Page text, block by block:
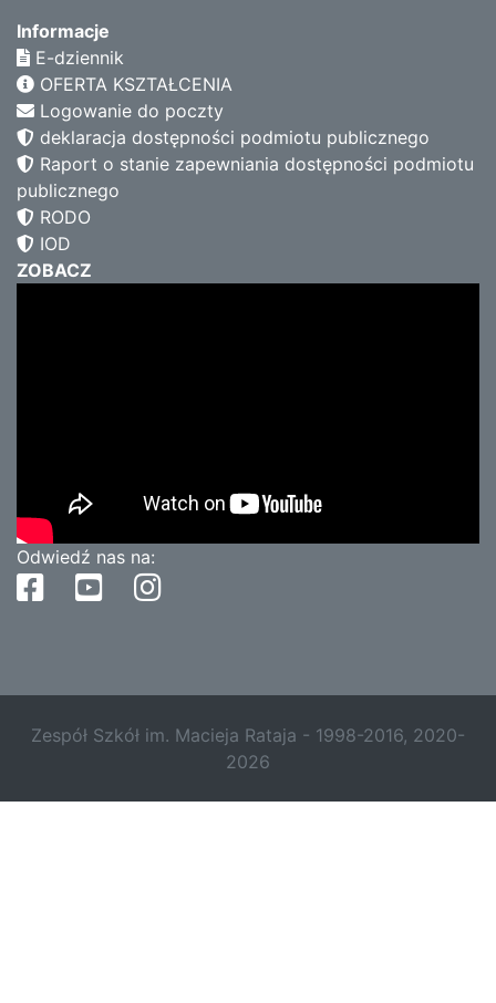
Informacje
E-dziennik
OFERTA KSZTAŁCENIA
Logowanie do poczty
deklaracja dostępności podmiotu publicznego
Raport o stanie zapewniania dostępności podmiotu
publicznego
RODO
IOD
ZOBACZ
Odwiedź nas na:
Zespół Szkół im. Macieja Rataja - 1998-2016, 2020-
2026